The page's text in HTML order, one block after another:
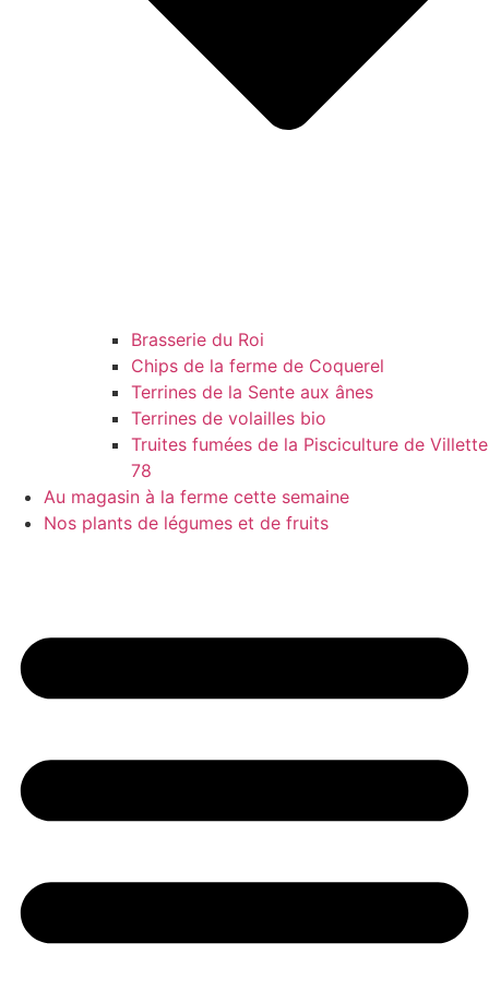
Brasserie du Roi
Chips de la ferme de Coquerel
Terrines de la Sente aux ânes
Terrines de volailles bio
Truites fumées de la Pisciculture de Villette
78
Au magasin à la ferme cette semaine
Nos plants de légumes et de fruits